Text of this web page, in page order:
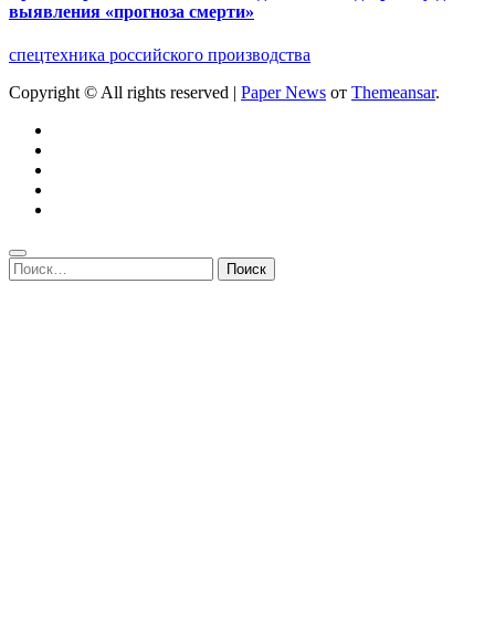
выявления «прогноза смерти»
спецтехника российского производства
Copyright © All rights reserved | Paper News от Themeansar.
Найти: